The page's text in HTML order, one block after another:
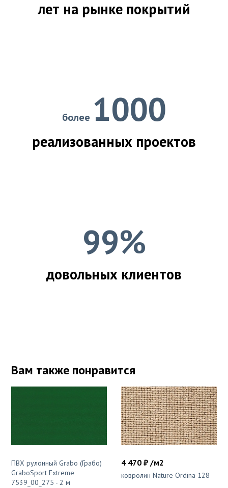
лет на рынке покрытий
более 1000
реализованных проектов
99%
довольных клиентов
Вам также понравится
ПВХ рулонный Grabo (Грабо)
GraboSport Extreme
7539_00_275 - 2 м
4 470 ₽ /м2
ковролин Nature Ordina 128